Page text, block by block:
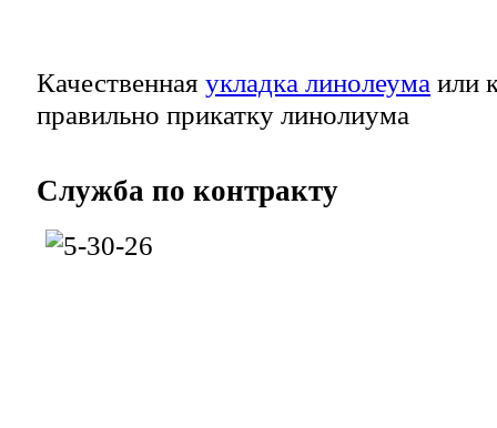
Качественная укладка линолеума или
правильно прикатку линолиума
Служба по контракту